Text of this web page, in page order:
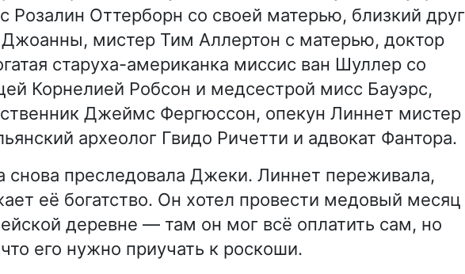
Розалин Оттерборн со своей матерью, близкий друг
Джоанны, мистер Тим Аллертон с матерью, доктор
старуха-американка миссис ван Шуллер со
Корнелией Робсон и медсестрой мисс Бауэрс,
Джеймс Фергюссон, опекун Линнет мистер
археолог Гвидо Ричетти и адвокат Фантора.
преследовала Джеки. Линнет переживала,
её богатство. Он хотел провести медовый месяц
деревне — там он мог всё оплатить сам, но
его нужно приучать к роскоши.